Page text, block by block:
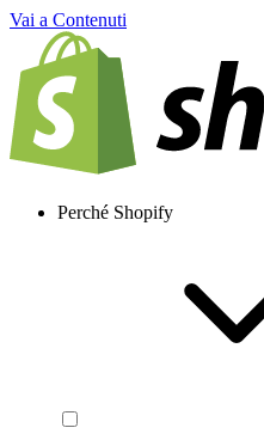
Vai a Contenuti
Perché Shopify